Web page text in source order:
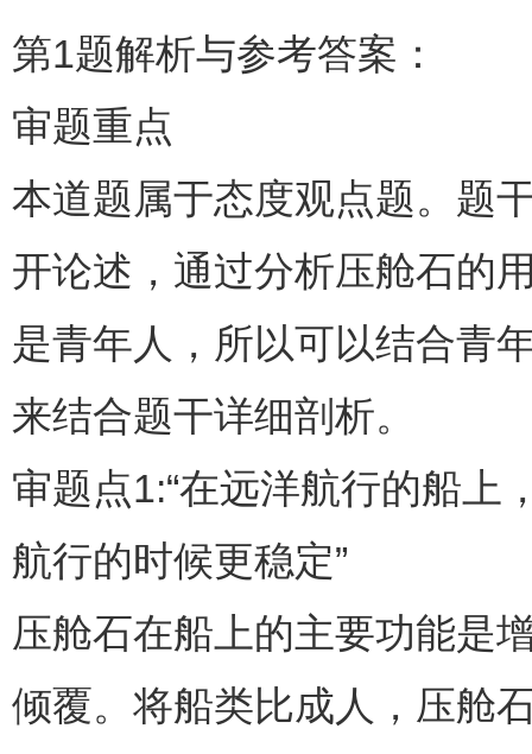
第1题解析与参考答案：
审题重点
本道题属于态度观点题。题
开论述，通过分析压舱石的
是青年人，所以可以结合青
来结合题干详细剖析。
审题点1:“在远洋航行的船上
航行的时候更稳定”
压舱石在船上的主要功能是
倾覆。将船类比成人，压舱